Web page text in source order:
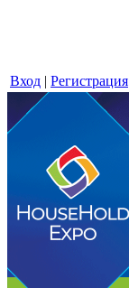
Вход | Регистрация